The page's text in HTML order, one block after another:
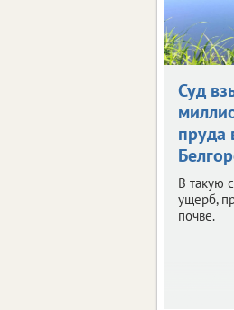
Суд
пруда
В такую
ущерб,
почве.